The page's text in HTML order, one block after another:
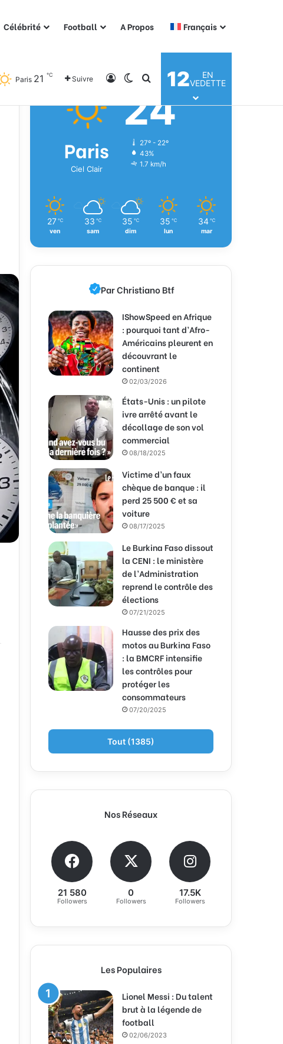
Célébrité Football A Propos Français
Paris 21 ℃ Suivre ConnexionSwitch skin
Rechercher
12
EN
VEDETTE
Météo
Paris
Ciel Clair
24 ℃
27º - 22º
43%
1.7 km/h
27 ℃
ven
33 ℃
sam
35 ℃
dim
35 ℃
lun
34 ℃
mar
Par Christiano Btf
IShowSpeed en Afrique
: pourquoi tant d’Afro-
Américains pleurent en
découvrant le
continent
02/03/2026
États-Unis : un pilote
ivre arrêté avant le
décollage de son vol
commercial
08/18/2025
Victime d’un faux
chèque de banque : il
perd 25 500 € et sa
voiture
08/17/2025
Le Burkina Faso dissout
la CENI : le ministère
de l’Administration
reprend le contrôle des
élections
07/21/2025
Hausse des prix des
motos au Burkina Faso
: la BMCRF intensifie
les contrôles pour
protéger les
consommateurs
07/20/2025
Tout (1385)
Nos Réseaux
21 580
Followers
0
Followers
17.5K
Followers
Les Populaires
Lionel Messi : Du talent
brut à la légende de
football
02/06/2023